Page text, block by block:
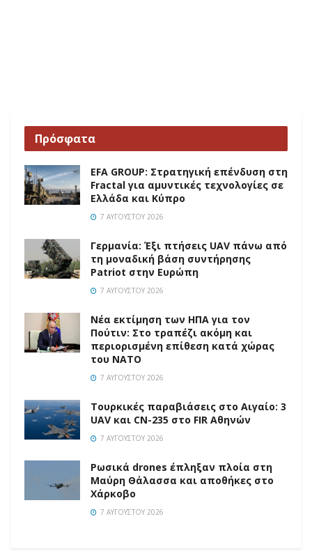
Πρόσφατα
EFA GROUP: Στρατηγική επένδυση στη
Fractal για αμυντικές τεχνολογίες σε
Ελλάδα και Κύπρο
7 ΑΥΓΟΎΣΤΟΥ 2026
Γερμανία: Έξι πτήσεις UAV πάνω από
τη μοναδική βάση συντήρησης
Patriot στην Ευρώπη
7 ΑΥΓΟΎΣΤΟΥ 2026
Νέα εκτίμηση των ΗΠΑ για τον
Πούτιν: Στο τραπέζι ακόμη και
περιορισμένη επίθεση κατά χώρας
του ΝΑΤΟ
7 ΑΥΓΟΎΣΤΟΥ 2026
Τουρκικές παραβιάσεις στο Αιγαίο: 3
UAV και CN-235 στο FIR Αθηνών
7 ΑΥΓΟΎΣΤΟΥ 2026
Ρωσικά drones έπληξαν πλοία στη
Μαύρη Θάλασσα και αποθήκες στο
Χάρκοβο
7 ΑΥΓΟΎΣΤΟΥ 2026